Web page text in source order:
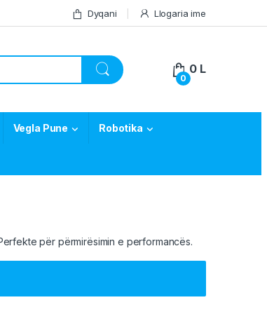
Dyqani Llogaria ime
0
0 L
Vegla Pune Robotika
për përmirësimin e performancës.